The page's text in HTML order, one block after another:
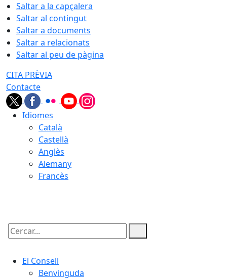
Saltar a la capçalera
Saltar al contingut
Saltar a documents
Saltar a relacionats
Saltar al peu de pàgina
CITA PRÈVIA
Contacte
Idiomes
Català
Castellà
Anglès
Alemany
Francès
Cercar:
El Consell
Benvinguda